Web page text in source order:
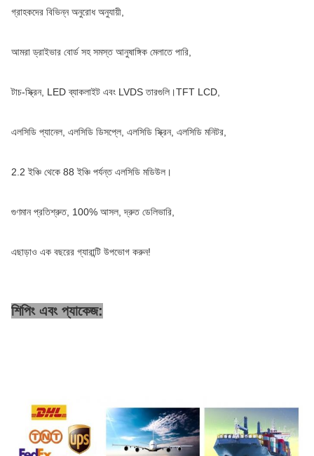
গ্রাহকদের বিভিন্ন অনুরোধ অনুযায়ী,
আমরা ড্রাইভার বোর্ড সহ সমস্ত আনুষাঙ্গিক মেলাতে পারি,
টাচ-স্ক্রিন, LED ব্যাকলাইট এবং LVDS তারগুলি।TFT LCD,
এলসিডি প্যানেল, এলসিডি ডিসপ্লে, এলসিডি স্ক্রিন, এলসিডি মনিটর,
2.2 ইঞ্চি থেকে 88 ইঞ্চি পর্যন্ত এলসিডি মডিউল।
গুণমান প্রতিশ্রুত, 100% আসল, দ্রুত ডেলিভারি,
এছাড়াও এক বছরের গ্যারান্টি উপভোগ করুন!
শিপিং এবং প্যাকেজ: